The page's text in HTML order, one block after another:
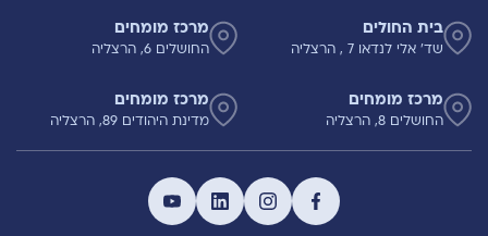
בית החולים
שד' אלי לנדאו 7 , הרצליה
מרכז מומחים
החושלים 6, הרצליה
מרכז מומחים
החושלים 8, הרצליה
מרכז מומחים
מדינת היהודים 89, הרצליה